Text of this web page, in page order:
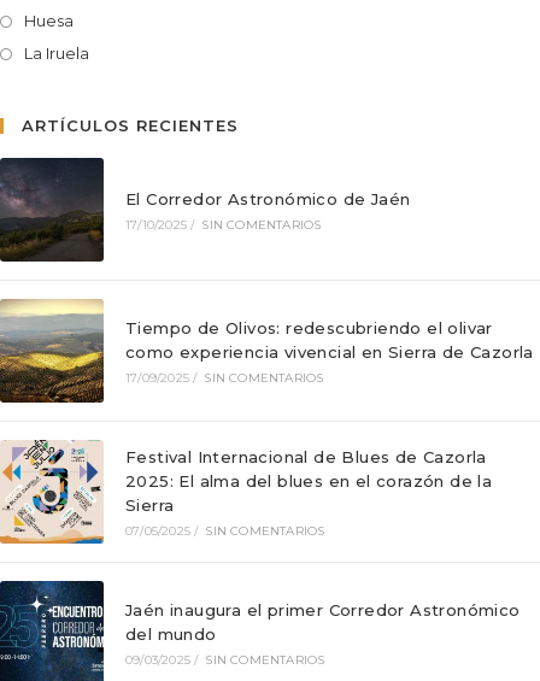
Huesa
La Iruela
ARTÍCULOS RECIENTES
El Corredor Astronómico de Jaén
17/10/2025 / SIN COMENTARIOS
Tiempo de Olivos: redescubriendo el olivar
como experiencia vivencial en Sierra de Cazorla
17/09/2025 / SIN COMENTARIOS
Festival Internacional de Blues de Cazorla
2025: El alma del blues en el corazón de la
Sierra
07/05/2025 / SIN COMENTARIOS
Jaén inaugura el primer Corredor Astronómico
del mundo
09/03/2025 / SIN COMENTARIOS